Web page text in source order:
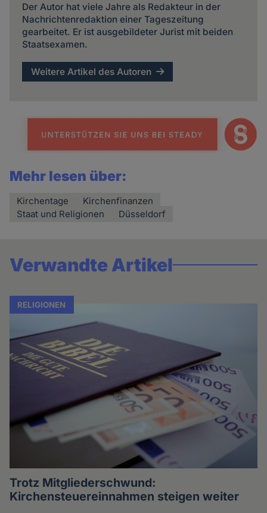
Der Autor hat viele Jahre als Redakteur in der
Nachrichtenredaktion einer Tageszeitung
gearbeitet. Er ist ausgebildeter Jurist mit beiden
Staatsexamen.
Weitere Artikel des Autoren
Mehr lesen über:
Kirchentage
Kirchenfinanzen
Staat und Religionen
Düsseldorf
Verwandte Artikel
RELIGIONEN
Trotz Mitgliederschwund:
Kirchensteuereinnahmen steigen weiter